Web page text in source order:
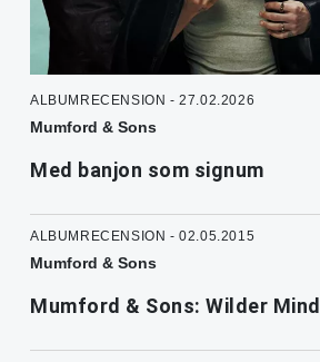
ALBUMRECENSION - 27.02.2026
Mumford & Sons
Med banjon som signum
ALBUMRECENSION - 02.05.2015
Mumford & Sons
Mumford & Sons: Wilder Mind